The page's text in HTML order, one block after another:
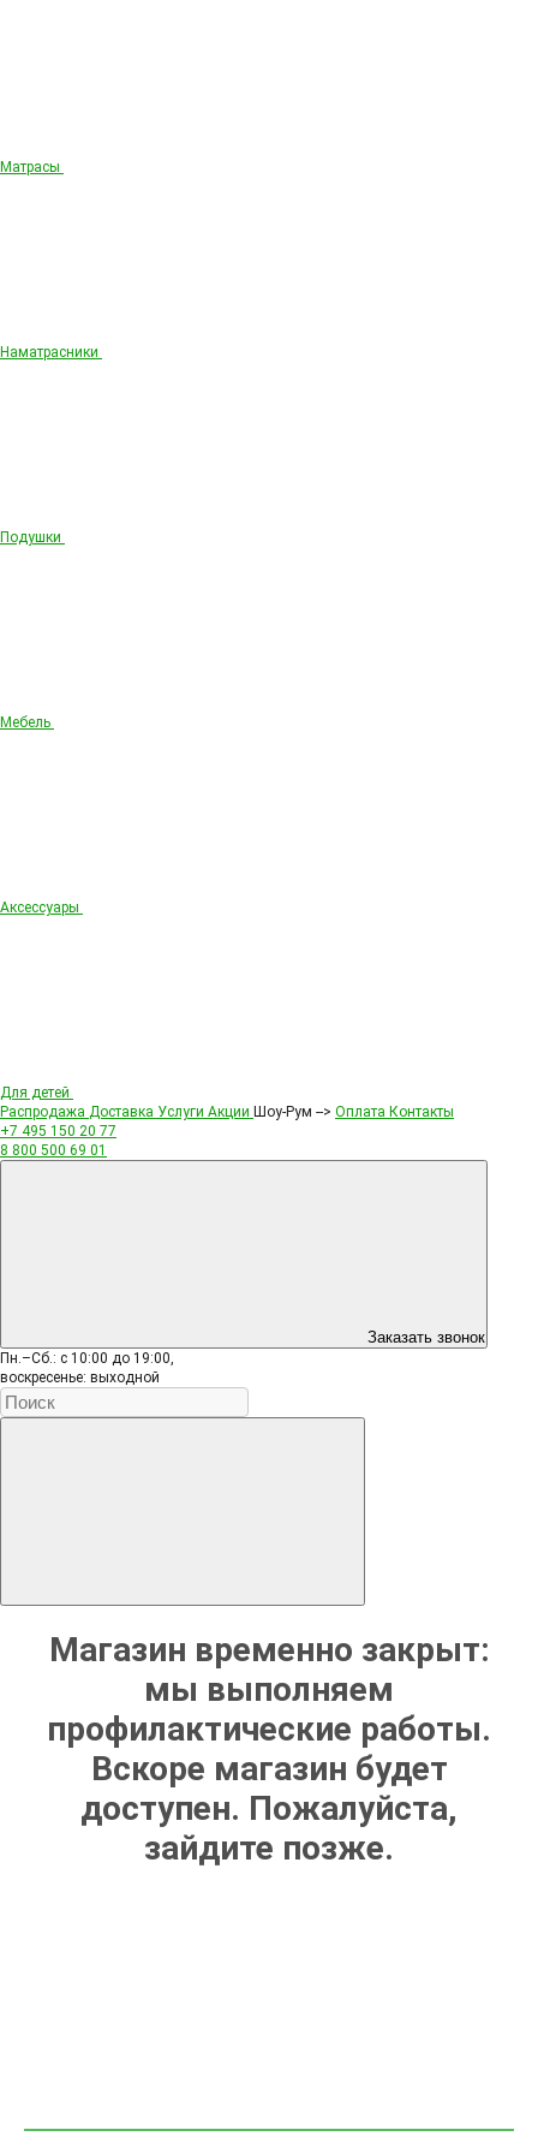
Матрасы
Наматрасники
Подушки
Мебель
Аксессуары
Для детей
Распродажа Доставка Услуги Акции Шоу-Рум --> Оплата Контакты
+7 495 150 20 77
8 800 500 69 01
Заказать звонок
Пн.–Сб.: с 10:00 до 19:00,
воскресенье: выходной
Магазин временно закрыт:
мы выполняем
профилактические работы.
Вскоре магазин будет
доступен. Пожалуйста,
зайдите позже.